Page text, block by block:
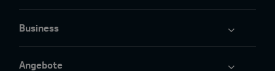
Business
Angebote